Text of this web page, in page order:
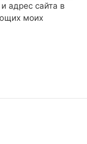
адрес сайта в
моих